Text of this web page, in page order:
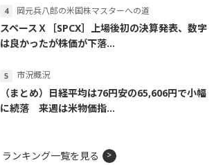
岡元兵八郎の米国株マスターへの道
スペースＸ［SPCX］上場後初の決算発表、数字
は良かったが株価が下落...
市況概況
（まとめ）日経平均は76円安の65,606円で小幅
に続落 来週は米物価指...
ランキング一覧を見る